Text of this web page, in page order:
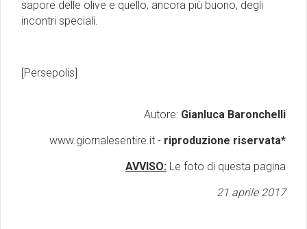
sapore delle olive e quello, ancora più buono, degli
incontri speciali.
[Persepolis]
Autore: Gianluca Baronchelli
www.giornalesentire.it - riproduzione riservata*
AVVISO: Le foto di questa pagina
21 aprile 2017